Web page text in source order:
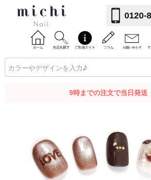
0120-
9時までの注文で当日発送